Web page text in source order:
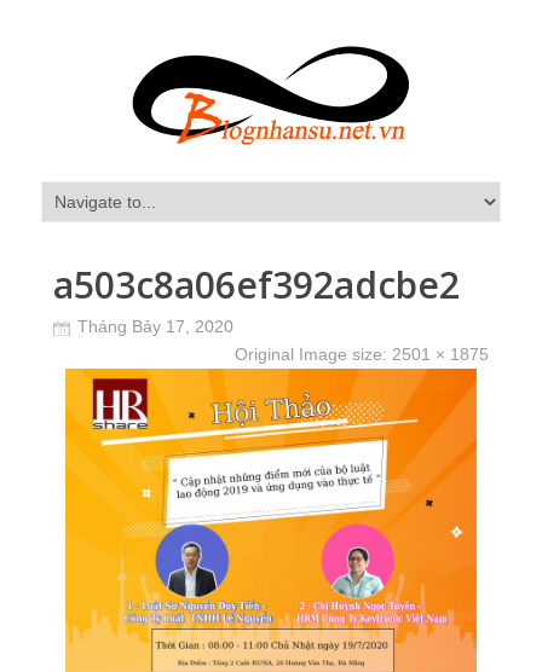
a503c8a06ef392adcbe2
Tháng Bảy 17, 2020
Original Image size: 2501 × 1875